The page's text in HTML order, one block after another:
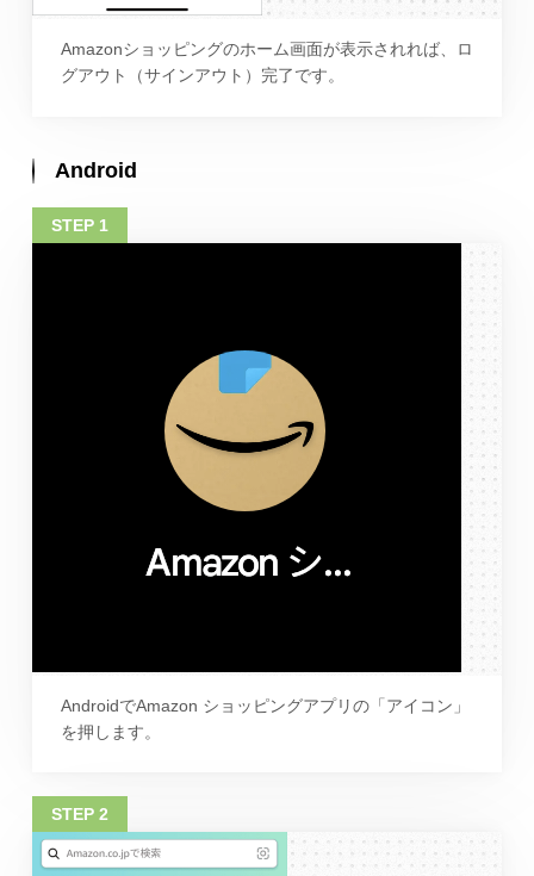
Amazonショッピングのホーム画面が表示されれば、ロ
グアウト（サインアウト）完了です。
Android
AndroidでAmazon ショッピングアプリの「アイコン」
を押します。